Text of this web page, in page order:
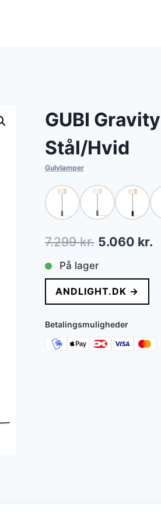
GUBI
Stål/Hvid
Gulvlamper
7.299kr. Den
oprindelige
pris
var:
7.299 kr..
5.060 kr.
På lager
ANDLIGHT.DK →
Betalingsmuligheder